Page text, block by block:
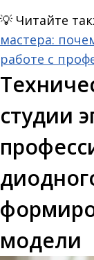
💡 Читайте
мастера:
работе с
студии
модели